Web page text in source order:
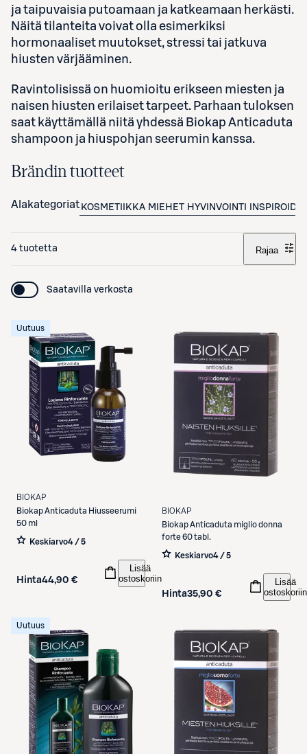
ja taipuvaisia putoamaan ja katkeamaan herkästi.
Näitä tilanteita voivat olla esimerkiksi
hormonaaliset muutokset, stressi tai jatkuva
hiusten värjääminen.
Ravintolisissä on huomioitu erikseen miesten ja
naisen hiusten erilaiset tarpeet. Parhaan tuloksen
saat käyttämällä niitä yhdessä Biokap Anticaduta
shampoon ja hiuspohjan seerumin kanssa.
Brändin tuotteet
Alakategoriat KOSMETIIKKA MIEHET HYVINVOINTI INSPIROIDU
4 tuotetta Rajaa
Saatavilla verkosta
Uutuus
BIOKAP
BiokapAnticaduta Hiusseerumi
50 ml
Keskiarvo4 / 5
Hinta44,90 €
Lisää
ostoskoriin
BIOKAP
BiokapAnticaduta miglio donna
forte 60 tabl.
Keskiarvo4 / 5
Hinta35,90 €
Lisää
ostoskoriin
Uutuus